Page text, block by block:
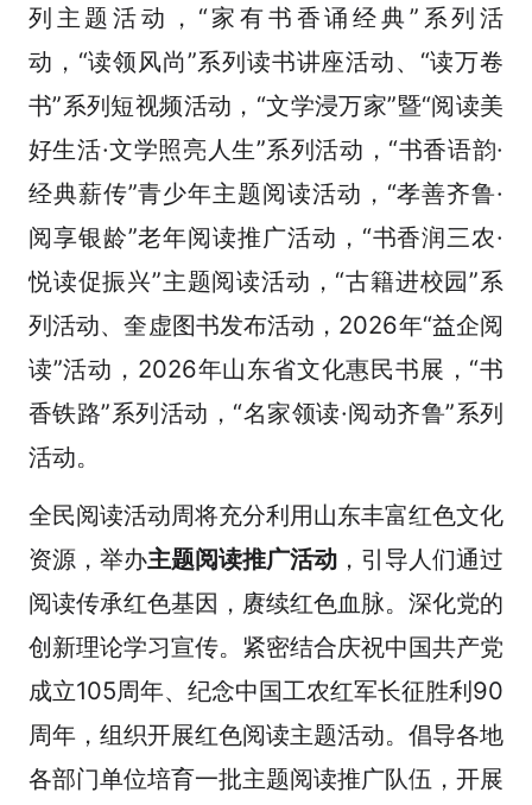
列主题活动，“家有书香诵经典”系列活
动，“读领风尚”系列读书讲座活动、“读万卷
书”系列短视频活动，“文学浸万家”暨“阅读美
好生活·文学照亮人生”系列活动，“书香语韵·
经典薪传”青少年主题阅读活动，“孝善齐鲁·
阅享银龄”老年阅读推广活动，“书香润三农·
悦读促振兴”主题阅读活动，“古籍进校园”系
列活动、奎虚图书发布活动，2026年“益企阅
读”活动，2026年山东省文化惠民书展，“书
香铁路”系列活动，“名家领读·阅动齐鲁”系列
活动。
全民阅读活动周将充分利用山东丰富红色文化
资源，举办主题阅读推广活动 ，引导人们通过
阅读传承红色基因，赓续红色血脉。深化党的
创新理论学习宣传。紧密结合庆祝中国共产党
成立105周年、纪念中国工农红军长征胜利90
周年，组织开展红色阅读主题活动。倡导各地
各部门单位培育一批主题阅读推广队伍，开展